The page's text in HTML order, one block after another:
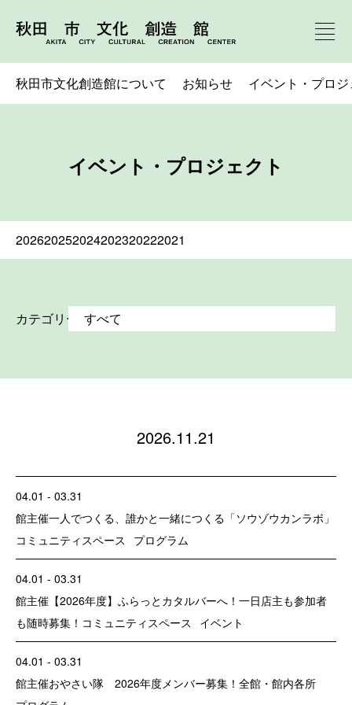
秋田市文化創造館について お知らせ イベント・プロ
イベント・プロジェクト
202620252024202320222021
カテゴリー
2026.11.21
04.01 - 03.31
館主催一人でつくる、誰かと一緒につくる「ソウゾウカンラボ」
コミュニティスペース
プログラム
04.01 - 03.31
館主催 【2026年度】ふらっとカタルバーへ！一日店主も参加者
も随時募集！ コミュニティスペース イベント
04.01 - 03.31
館主催おやさい隊 2026年度メンバー募集！ 全館・館内各所